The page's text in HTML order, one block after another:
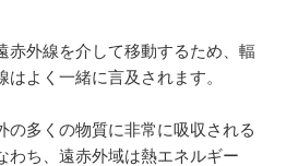
赤外線を介して移動するため、輻
よく一緒に言及されます。
の多くの物質に非常に吸収される
わち、遠赤外域は熱エネルギー